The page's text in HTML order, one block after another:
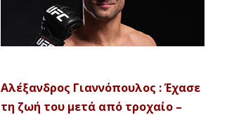
Αλέξανδρος Γιαννόπουλος : Έχασε
τη ζωή του μετά από τροχαίο –